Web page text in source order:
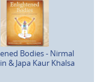
Bodies - Nirmal
& Japa Kaur Khalsa